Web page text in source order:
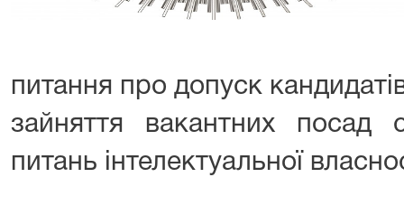
питання про допуск
зайняття вакантних посад
питань інтелектуальної